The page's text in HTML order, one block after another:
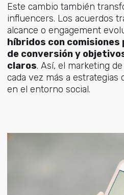
Este cambio también
influencers. Los acuerdos
alcance o engagement
híbridos con
de conversión y
claros. Así, el marketing
cada vez más a estrategias
en el entorno social.